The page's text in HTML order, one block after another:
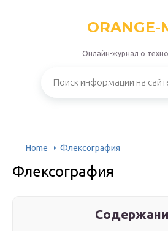
ORANGE-
Онлайн-журнал о
Home Флексография
Флексография